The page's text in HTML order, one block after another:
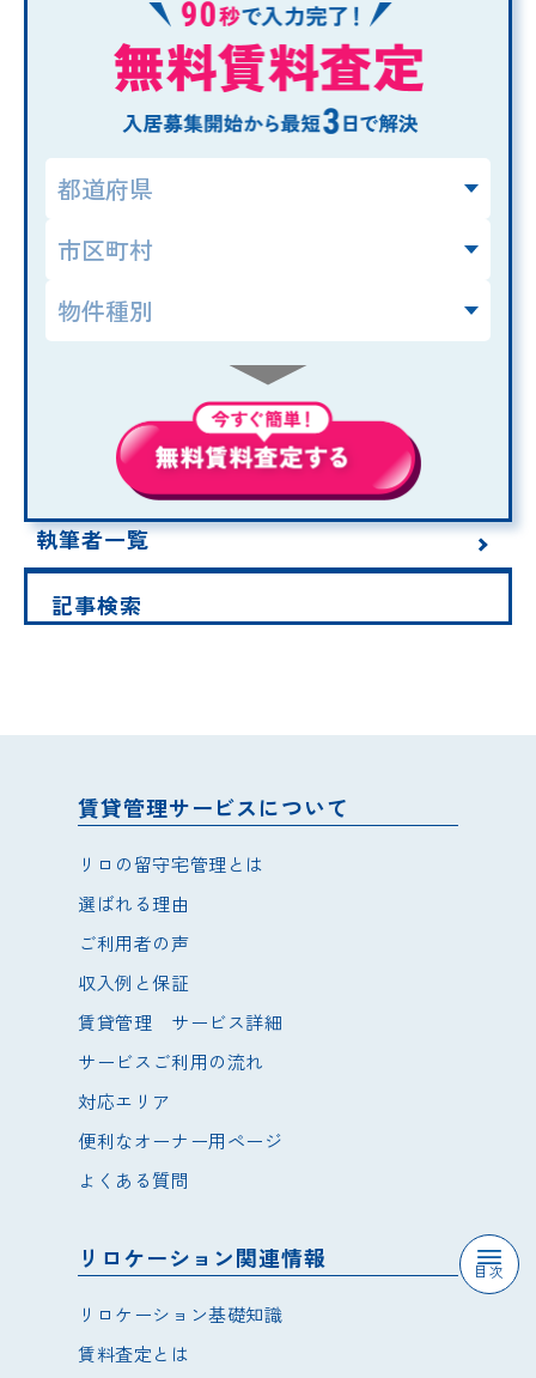
執筆者一覧
記事検索
目次
賃貸管理サービスについて
リロの留守宅管理とは
選ばれる理由
ご利用者の声
収入例と保証
賃貸管理 サービス詳細
サービスご利用の流れ
対応エリア
便利なオーナー用ページ
よくある質問
リロケーション関連情報
リロケーション基礎知識
賃料査定とは